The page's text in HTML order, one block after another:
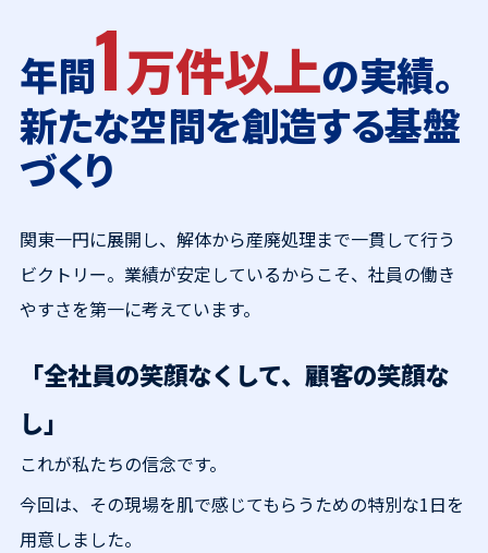
育休取得者インタビュー
募集要項一覧
ドライバー職場体験
採用エントリー
よくある質問
サイト内検索
年間1万件以上の実績。
新たな空間を創造する基盤
づくり
関東一円に展開し、解体から産廃処理まで一貫して行う
ビクトリー。 業績が安定しているからこそ、社員の働き
やすさを第一に考えています。
「全社員の笑顔なくして、顧客の笑顔な
し」
これが私たちの信念です。
今回は、その現場を肌で感じてもらうための特別な1日を
用意しました。